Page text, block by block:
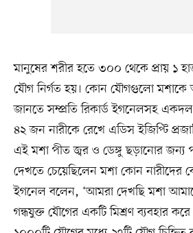
মানুষের শরীর হতে ৩০০ থেকে প্রায় ১
যৌগ নির্গত হয়। কোন যৌগগুলো মশাকে
জানতে সম্প্রতি রিকার্ড ইগনেলসহ একদল
৪২ জন নারীকে রেখে এডিস ইজিপ্টি
এই মশা পীত জ্বর ও ডেঙ্গু ছড়ানোর জন্য
দেখতে চেয়েছিলেন মশা কোন নারীদের
ইগনেল বলেন, ‘আমরা দেখছি মশা
গন্ধযুক্ত যৌগের একটি মিশ্রণ ব্যবহার